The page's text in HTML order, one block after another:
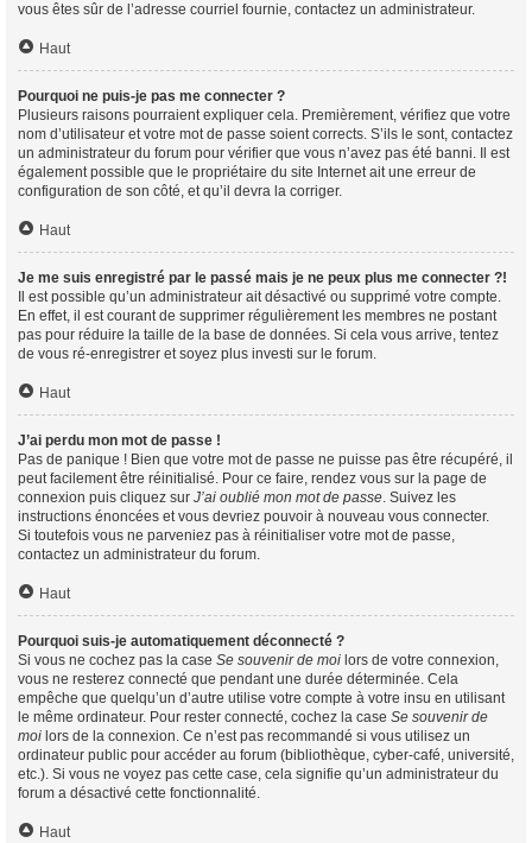
vous êtes sûr de l’adresse courriel fournie, contactez un administrateur.
Haut
Pourquoi ne puis-je pas me connecter ?
Plusieurs raisons pourraient expliquer cela. Premièrement, vérifiez que votre
nom d’utilisateur et votre mot de passe soient corrects. S’ils le sont, contactez
un administrateur du forum pour vérifier que vous n’avez pas été banni. Il est
également possible que le propriétaire du site Internet ait une erreur de
configuration de son côté, et qu’il devra la corriger.
Haut
Je me suis enregistré par le passé mais je ne peux plus me connecter ?!
Il est possible qu’un administrateur ait désactivé ou supprimé votre compte.
En effet, il est courant de supprimer régulièrement les membres ne postant
pas pour réduire la taille de la base de données. Si cela vous arrive, tentez
de vous ré-enregistrer et soyez plus investi sur le forum.
Haut
J’ai perdu mon mot de passe !
Pas de panique ! Bien que votre mot de passe ne puisse pas être récupéré, il
peut facilement être réinitialisé. Pour ce faire, rendez vous sur la page de
connexion puis cliquez sur J’ai oublié mon mot de passe. Suivez les
instructions énoncées et vous devriez pouvoir à nouveau vous connecter.
Si toutefois vous ne parveniez pas à réinitialiser votre mot de passe,
contactez un administrateur du forum.
Haut
Pourquoi suis-je automatiquement déconnecté ?
Si vous ne cochez pas la case Se souvenir de moi lors de votre connexion,
vous ne resterez connecté que pendant une durée déterminée. Cela
empêche que quelqu’un d’autre utilise votre compte à votre insu en utilisant
le même ordinateur. Pour rester connecté, cochez la case Se souvenir de
moi lors de la connexion. Ce n’est pas recommandé si vous utilisez un
ordinateur public pour accéder au forum (bibliothèque, cyber-café, université,
etc.). Si vous ne voyez pas cette case, cela signifie qu’un administrateur du
forum a désactivé cette fonctionnalité.
Haut